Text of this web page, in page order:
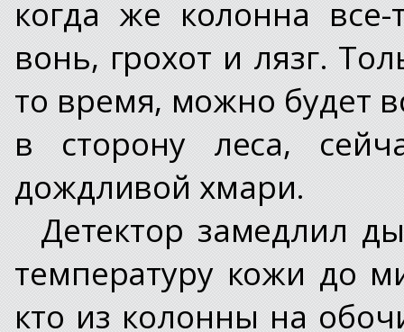
когда же колонна
вонь, грохот и лязг.
то время, можно будет
в сторону леса,
дождливой хмари.
Детектор замедлил
температуру кожи до
кто из колонны на